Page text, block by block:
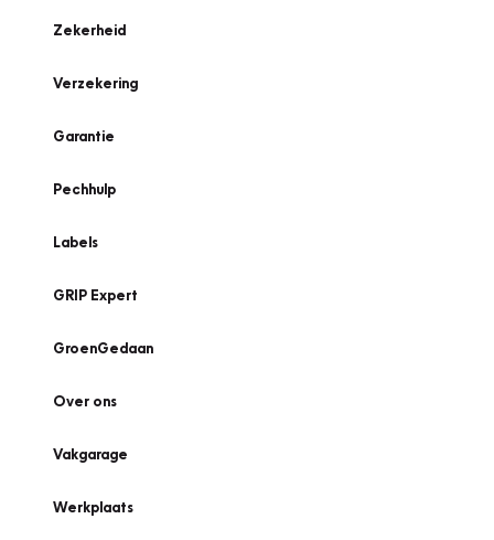
Zekerheid
Verzekering
Garantie
Pechhulp
Labels
GRIP Expert
GroenGedaan
Over ons
Vakgarage
Werkplaats